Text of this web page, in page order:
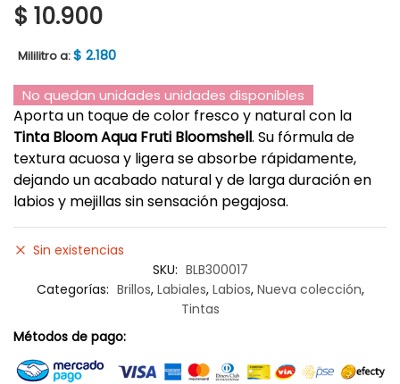
$ 10.900
Mililitro a:$ 2.180
No quedan unidades unidades disponibles
Aporta un toque de color fresco y natural con la
Tinta Bloom Aqua Fruti Bloomshell. Su fórmula de
textura acuosa y ligera se absorbe rápidamente,
dejando un acabado natural y de larga duración en
labios y mejillas sin sensación pegajosa.
Sin existencias
SKU: BLB300017
Categorías: Brillos, Labiales, Labios, Nueva colección,
Tintas
Métodos de pago: